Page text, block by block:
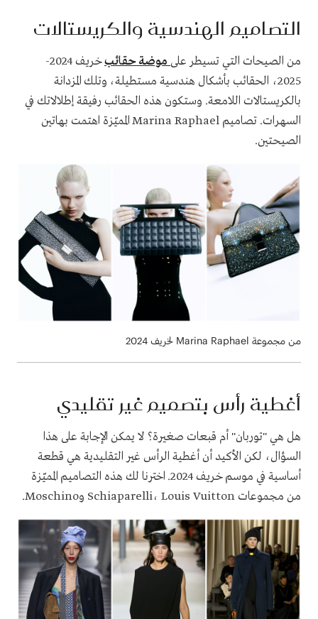
التصاميم الهندسية والكريستالات
من الصيحات التي تسيطر على موضة حقائب
خريف 2024-
2025، الحقائب بأشكال هندسية مستطيلة، وتلك المزدانة
بالكريستالات اللامعة. وستكون هذه الحقائب رفيقة إطلالاتك في
السهرات. تصاميم Marina Raphael المميّزة اهتمت بهاتين
الصيحتين.
من مجموعة Marina Raphael لخريف 2024
أغطية رأس بتصميم غير تقليدي
هل هي "توربان" أم قبعات صغيرة؟ لا يمكن الإجابة على هذا
السؤال، لكن الأكيد أن أغطية الرأس غير التقليدية هي قطعة
أساسية في موسم خريف 2024. اخترنا لك هذه التصاميم المميّزة
من مجموعات Schiaparelli، Louis Vuitton وMoschino.